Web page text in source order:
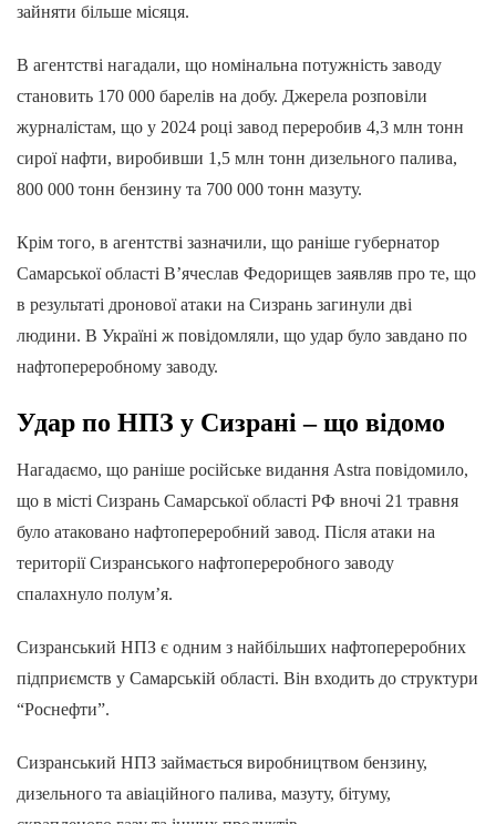
зайняти більше місяця.
В агентстві нагадали, що номінальна потужність заводу
становить 170 000 барелів на добу. Джерела розповіли
журналістам, що у 2024 році завод переробив 4,3 млн тонн
сирої нафти, виробивши 1,5 млн тонн дизельного палива,
800 000 тонн бензину та 700 000 тонн мазуту.
Крім того, в агентстві зазначили, що раніше губернатор
Самарської області В’ячеслав Федорищев заявляв про те, що
в результаті дронової атаки на Сизрань загинули дві
людини. В Україні ж повідомляли, що удар було завдано по
нафтопереробному заводу.
Удар по НПЗ у Сизрані – що відомо
Нагадаємо, що раніше російське видання Astra повідомило,
що в місті Сизрань Самарської області РФ вночі 21 травня
було атаковано нафтопереробний завод. Після атаки на
території Сизранського нафтопереробного заводу
спалахнуло полум’я.
Сизранський НПЗ є одним з найбільших нафтопереробних
підприємств у Самарській області. Він входить до структури
“Роснефти”.
Сизранський НПЗ займається виробництвом бензину,
дизельного та авіаційного палива, мазуту, бітуму,